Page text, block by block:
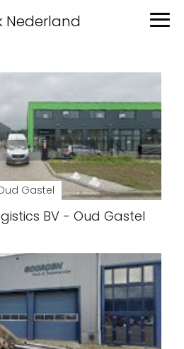
Nederland
Gastel
BV - Oud Gastel